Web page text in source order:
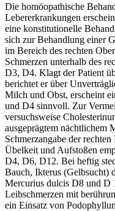
Die homöopathische
Lebererkrankungen
eine konstitutionelle
sich zur Behandlung einer
im Bereich des rechten
Schmerzen unterhalb des
D3, D4. Klagt der Patient
berichtet er über
Milch und Obst, erscheint
und D4 sinnvoll. Zur
versuchsweise
ausgeprägtem nächtlichem
Schmerzangabe der
Übelkeit und Aufstoßen
D4, D6, D12. Bei heftig
Bauch, Ikterus (Gelbsucht)
Mercurius dulcis D8 und D
Leibschmerzen mit
ein Einsatz von